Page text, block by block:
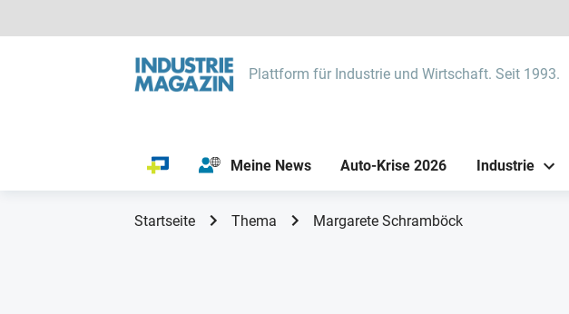
Plattform für Industrie und Wirtschaft. Seit 1993.
Meine News Auto-Krise 2026 Industrie
Startseite Thema Margarete Schramböck